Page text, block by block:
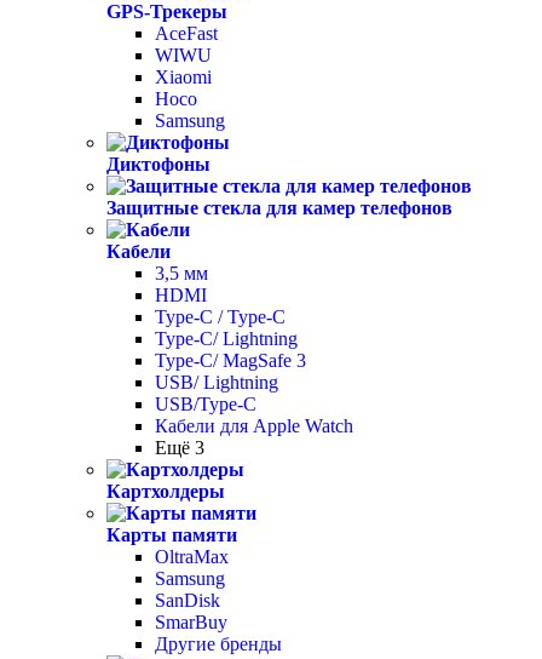
GPS-Трекеры
AceFast
WIWU
Xiaomi
Hoco
Samsung
Диктофоны
Защитные стекла для камер телефонов
Кабели
3,5 мм
HDMI
Type-C / Type-C
Type-C/ Lightning
Type-C/ MagSafe 3
USB/ Lightning
USB/Type-C
Кабели для Apple Watch
Ещё 3
Картхолдеры
Карты памяти
OltraMax
Samsung
SanDisk
SmarBuy
Другие бренды